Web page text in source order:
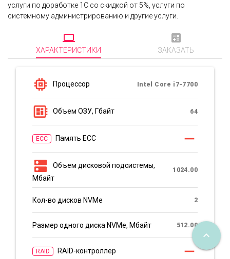
услуги по доработке 1С со скидкой от 5%, услуги по
системному администрированию и другие услуги.
computer
ХАРАКТЕРИСТИКИ
calculate
ЗАКАЗАТЬ
memory Процессор Intel Core i7-7700
developer_board Объем ОЗУ, Гбайт 64
ECC Память ECC
remove
dns
Объем дисковой подсистемы,
Мбайт
1024.00
Кол-во дисков NVMe 2
Размер одного диска NVMe, Мбайт 512.00
RAID RAID-контроллер remove
keyboard_arrow_up